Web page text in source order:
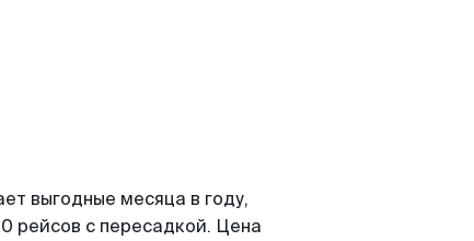
выгодные месяца в году,
рейсов с пересадкой. Цена